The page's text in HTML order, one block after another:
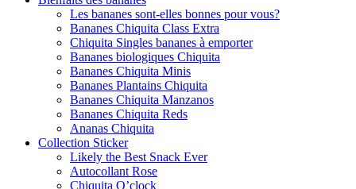
Les bananes sont-elles bonnes pour vous?
Bananes Chiquita Class Extra
Chiquita Singles bananes à emporter
Bananes biologiques Chiquita
Bananes Chiquita Minis
Bananes Plantains Chiquita
Bananes Chiquita Manzanos
Bananes Chiquita Reds
Ananas Chiquita
Collection Sticker
Likely the Best Snack Ever
Autocollant Rose
Chiquita O’clock